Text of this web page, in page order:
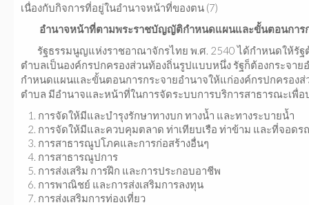
เนื่องกับกิจการที่อยู่ในอำนาจหน้าที่ของตน (7)
อำนาจหน้าที่ตามพระราชบัญญัติกำหนดแผนและขั้นตอนการ
รัฐธรรมนูญแห่งราชอาณาจักรไทย พ.ศ. 2540 ได้กำหนดให้รัฐ
ตำบลเป็นองค์กรปกครองส่วนท้องถิ่นรูปแบบหนึ่ง รัฐก็ต้องกระจ
กำหนดแผนและขั้นตอนการกระจายอำนาจให้แก่องค์กรปกครอง
ตำบล มีอำนาจและหน้าที่ในการจัดระบบการบริการสาธารณะเพื่
การจัดให้มีและบำรุงรักษาทางบก ทางน้ำ และทางระบายน้ำ
การจัดให้มีและควบคุมตลาด ท่าเทียบเรือ ท่าข้าม และที่จอดรถ
การสาธารณูปโภคและการก่อสร้างอื่นๆ
การสาธารณูปการ
การส่งเสริม การฝึก และการประกอบอาชีพ
การพาณิชย์ และการส่งเสริมการลงทุน
การส่งเสริมการท่องเที่ยว